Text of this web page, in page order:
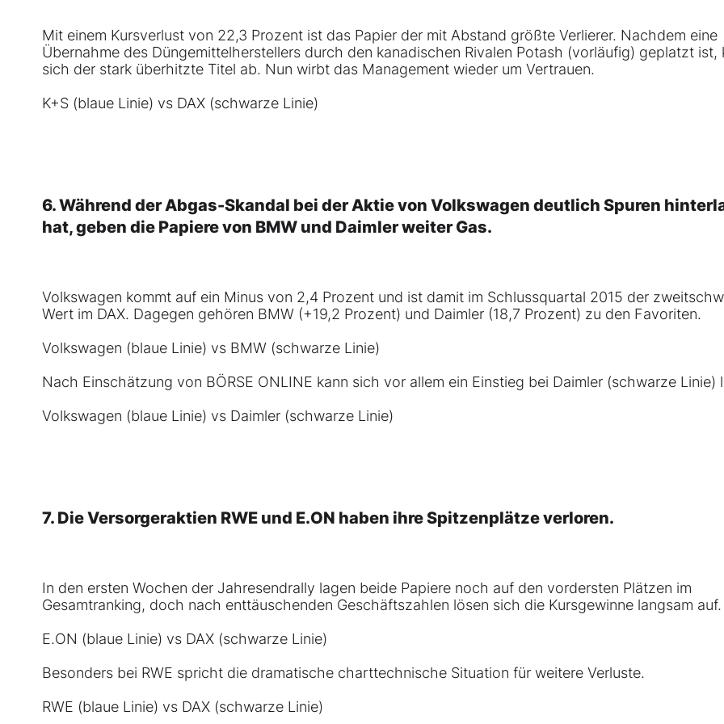
Mit einem Kursverlust von 22,3 Prozent ist das Papier der mit Abstand größte Verlierer. Nachdem eine
Übernahme des Düngemittelherstellers durch den kanadischen Rivalen Potash (vorläufig) geplatzt ist,
sich der stark überhitzte Titel ab. Nun wirbt das Management wieder um Vertrauen.
K+S (blaue Linie) vs DAX (schwarze Linie)
6. Während der Abgas-Skandal bei der Aktie von Volkswagen deutlich Spuren
hat, geben die Papiere von BMW und Daimlerweiter Gas.
Volkswagen kommt auf ein Minus von 2,4 Prozent und ist damit im Schlussquartal 2015 der
Wert im DAX. Dagegen gehören BMW (+19,2 Prozent) und Daimler (18,7 Prozent) zu den Favoriten.
Volkswagen (blaue Linie) vs BMW (schwarze Linie)
Nach Einschätzung von BÖRSE ONLINE kann sich vor allem ein Einstieg bei Daimler (schwarze Linie)
Volkswagen (blaue Linie) vs Daimler (schwarze Linie)
7. Die Versorgeraktien RWE und E.ON haben ihre Spitzenplätze verloren.
In den ersten Wochen der Jahresendrally lagen beide Papiere noch auf den vordersten Plätzen im
Gesamtranking, doch nach enttäuschenden Geschäftszahlen lösen sich die Kursgewinne langsam auf.
E.ON (blaue Linie) vs DAX (schwarze Linie)
Besonders bei RWE spricht die dramatische charttechnische Situation für weitere Verluste.
RWE (blaue Linie) vs DAX (schwarze Linie)